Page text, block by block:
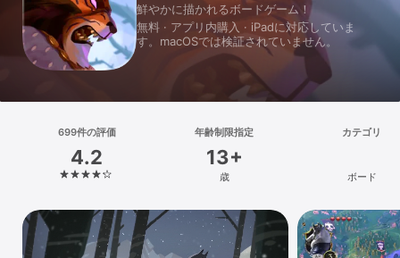
ゲーム
アプリ
検索
プラットフォーム
iPhone
iPad
Mac
鮮やかに描かれるボードゲーム！
無料 · アプリ内購入 · iPadに対応していま
す。macOSでは検証されていません。
699件の評価
4.2
年齢制限指定
13+
歳
カテゴリ
ボード